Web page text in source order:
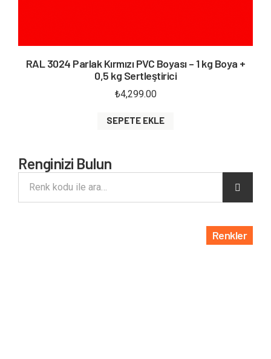
RAL 3024 Parlak Kırmızı PVC Boyası – 1 kg Boya +
0,5 kg Sertleştirici
₺4,299.00
SEPETE EKLE
Renginizi Bulun
Renkler